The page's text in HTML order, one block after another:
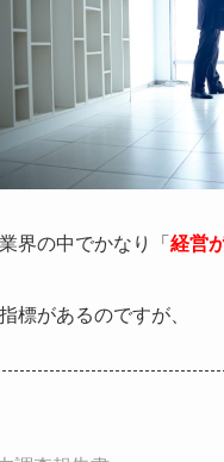
界の中でかなり「 経営
標があるのですが、